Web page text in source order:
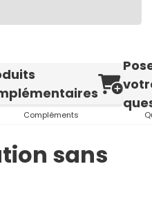
Compléments
sans